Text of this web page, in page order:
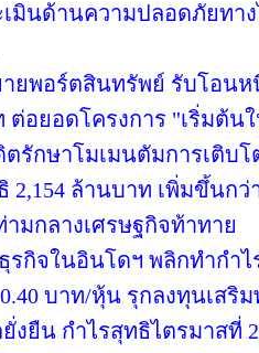
เมินด้านความปลอดภัยท
ยพอร์ตสินทรัพย์ รับโอน
ต่อยอดโครงการ "เริ่มต้น
ตรักษาโมเมนตัมการเติบ
2,154 ล้านบาท เพิ่มขึ้นก
มกลางเศรษฐกิจท้าทาย
ธุรกิจในอินโดฯ พลิกทำกำ
บาท/หุ้น รุกลงทุนเสริ
ยั่งยืน กำไรสุทธิไตรมาสที่